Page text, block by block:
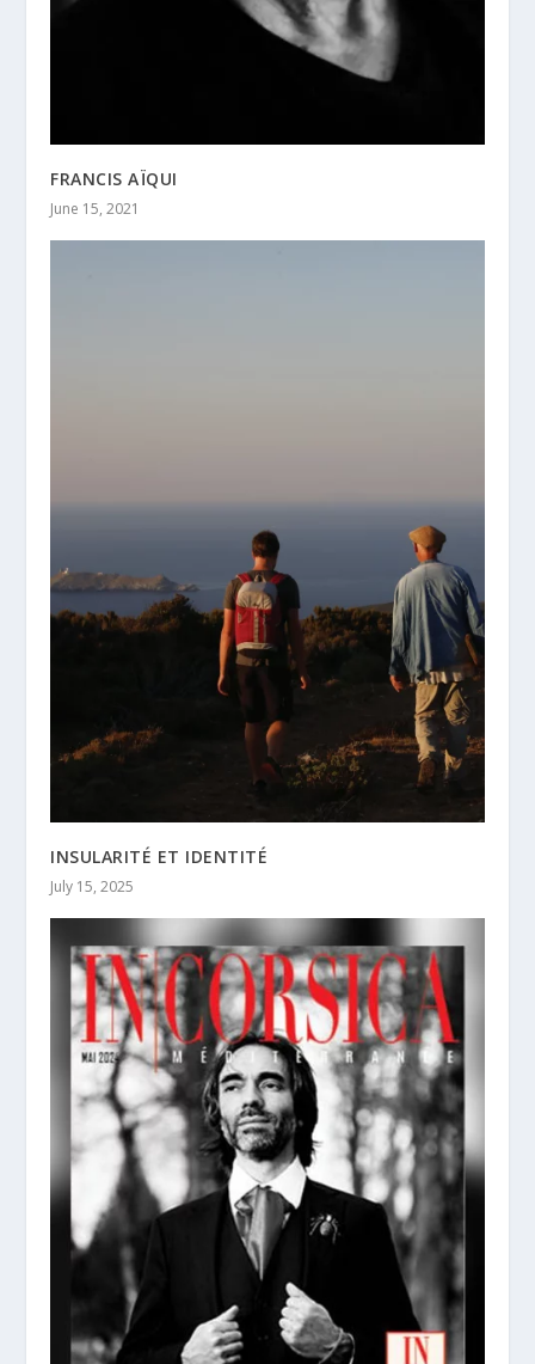
FRANCIS AÏQUI
June 15, 2021
INSULARITÉ ET IDENTITÉ
July 15, 2025